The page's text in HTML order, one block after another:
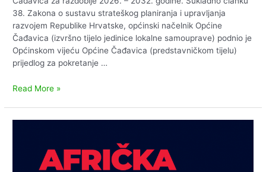
38. Zakona o sustavu strateškog planiranja i upravljanja
razvojem Republike Hrvatske, općinski načelnik Općine
Čađavica (izvršno tijelo jedinice lokalne samouprave) podnio je
Općinskom vijeću Općine Čađavica (predstavničkom tijelu)
prijedlog za pokretanje …
Poziv
Read More »